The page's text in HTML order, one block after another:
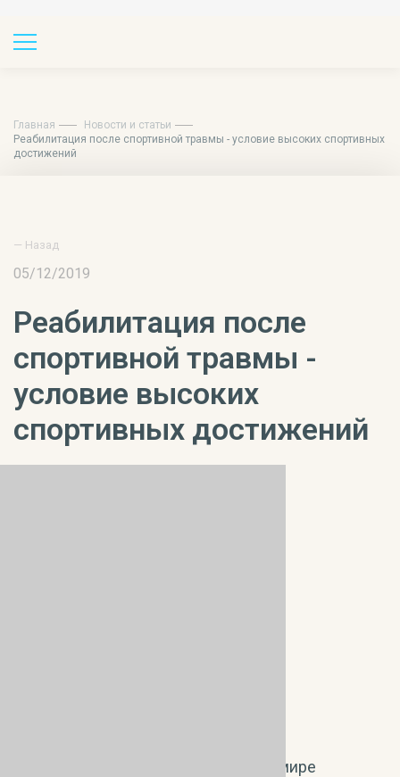
Главная
Новости и статьи
Реабилитация после спортивной травмы - условие высоких спортивных
достижений
— Назад
05/12/2019
Реабилитация после
спортивной травмы -
условие высоких
спортивных достижений
«Дорога за Золотом» в спортивном мире